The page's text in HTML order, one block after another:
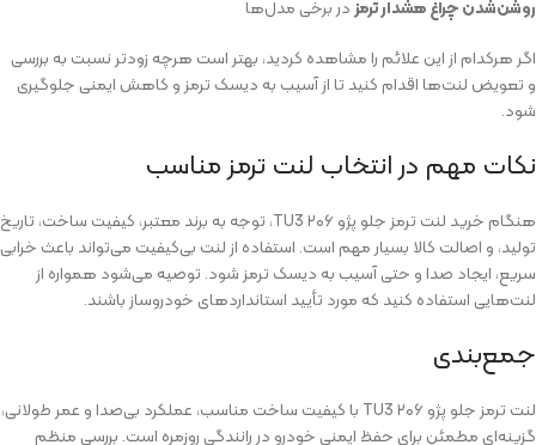
روشن‌شدن چراغ هشدار ترمز در برخی مدل‌ها
اگر هرکدام از این علائم را مشاهده کردید، بهتر است هرچه زودتر نسبت به بررسی
و تعویض لنت‌ها اقدام کنید تا از آسیب به دیسک ترمز و کاهش ایمنی جلوگیری
شود.
نکات مهم در انتخاب لنت ترمز مناسب
هنگام خرید لنت ترمز جلو پژو ۲۰۶ TU3، توجه به برند معتبر، کیفیت ساخت، تاریخ
تولید، و اصالت کالا بسیار مهم است. استفاده از لنت بی‌کیفیت می‌تواند باعث خرابی
سریع، ایجاد صدا و حتی آسیب به دیسک ترمز شود. توصیه می‌شود همواره از
لنت‌هایی استفاده کنید که مورد تأیید استانداردهای خودروساز باشند.
جمع‌بندی
لنت ترمز جلو پژو ۲۰۶ TU3 با کیفیت ساخت مناسب، عملکرد بی‌صدا و عمر طولانی،
گزینه‌ای مطمئن برای حفظ ایمنی خودرو در رانندگی روزمره است. بررسی منظم